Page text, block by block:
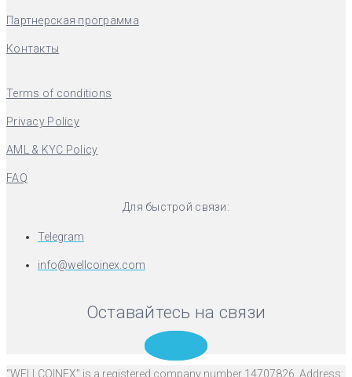
Партнерская программа
Контакты
Terms of conditions
Privacy Policy
AML & KYC Policy
FAQ
Для быстрой связи:
Telegram
info@wellcoinex.com
Оставайтесь на связи
“WELLCOINEX” is a registered company number 14707826. Address: